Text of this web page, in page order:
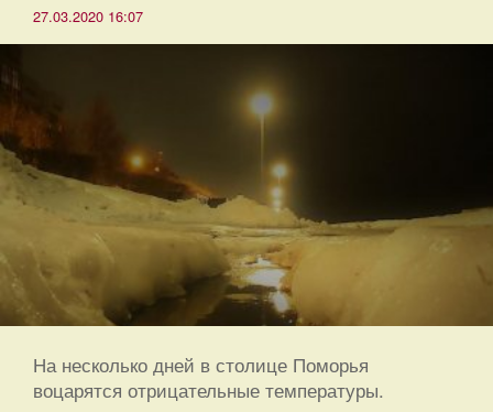
27.03.2020 16:07
На несколько дней в столице Поморья
воцарятся отрицательные температуры.